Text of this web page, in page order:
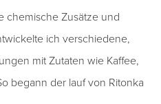
chemische Zusätze und
ich verschiedene,
mit Zutaten wie Kaffee,
begann der lauf von Ritonka